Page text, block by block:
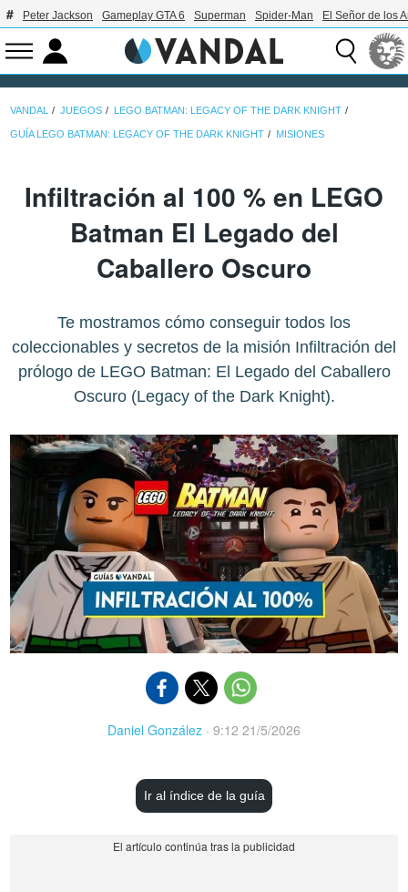
Peter Jackson Gameplay GTA 6 Superman Spider-Man El Señor de los
VANDAL JUEGOS LEGO BATMAN: LEGACY OF THE DARK KNIGHT
GUÍA LEGO BATMAN: LEGACY OF THE DARK KNIGHT MISIONES
Infiltración al 100 % en LEGO
Batman El Legado del
Caballero Oscuro
Te mostramos cómo conseguir todos los
coleccionables y secretos de la misión Infiltración del
prólogo de LEGO Batman: El Legado del Caballero
Oscuro (Legacy of the Dark Knight).
Daniel González · 9:12 21/5/2026
Ir al índice de la guía